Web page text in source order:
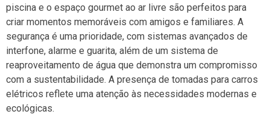
piscina e o espaço gourmet ao ar livre são perfeitos para
criar momentos memoráveis com amigos e familiares. A
segurança é uma prioridade, com sistemas avançados de
interfone, alarme e guarita, além de um sistema de
reaproveitamento de água que demonstra um compromisso
com a sustentabilidade. A presença de tomadas para carros
elétricos reflete uma atenção às necessidades modernas e
ecológicas.